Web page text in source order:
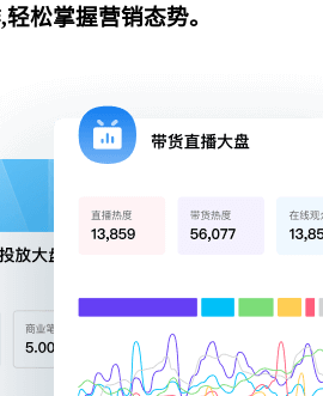
松掌握营销态势。